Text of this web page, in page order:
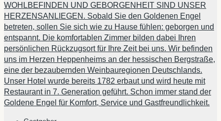
WOHLBEFINDEN UND GEBORGENHEIT SIND UNSER
HERZENSANLIEGEN. Sobald Sie den Goldenen Engel
betreten, sollen Sie sich wie zu Hause fühlen: geborgen und
entspannt. Die komfortablen Zimmer bilden dabei Ihren
persönlichen Rückzugsort für Ihre Zeit bei uns. Wir befinden
uns im Herzen Heppenheims an der hessischen Bergstraße,
eine der bezaubernden Weinbauregionen Deutschlands.
Unser Hotel wurde bereits 1782 erbaut und wird heute mit
Restaurant in 7. Generation geführt. Schon immer stand der
Goldene Engel für Komfort, Service und Gastfreundlichkeit.